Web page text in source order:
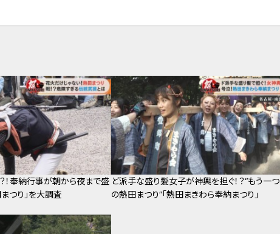
！奉納行事が朝から夜まで盛
つり」を大調査
ど派手な盛り髪女子が神輿を担ぐ！？“もう一つ
の熱田まつり”「熱田まきわら奉納まつり」